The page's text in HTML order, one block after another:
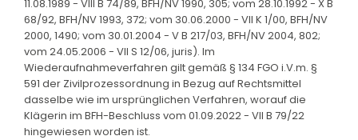
11.08.1989 - VIII B 74/89, BFH/NV 1990, 305; vom 28.10.1992 - X B
68/92, BFH/NV 1993, 372; vom 30.06.2000 - VII K 1/00, BFH/NV
2000, 1490; vom 30.01.2004 - V B 217/03, BFH/NV 2004, 802;
vom 24.05.2006 - VII S 12/06, juris). Im
Wiederaufnahmeverfahren gilt gemäß § 134 FGO i.V.m. §
591 der Zivilprozessordnung in Bezug auf Rechtsmittel
dasselbe wie im ursprünglichen Verfahren, worauf die
Klägerin im BFH-Beschluss vom 01.09.2022 - VII B 79/22
hingewiesen worden ist.